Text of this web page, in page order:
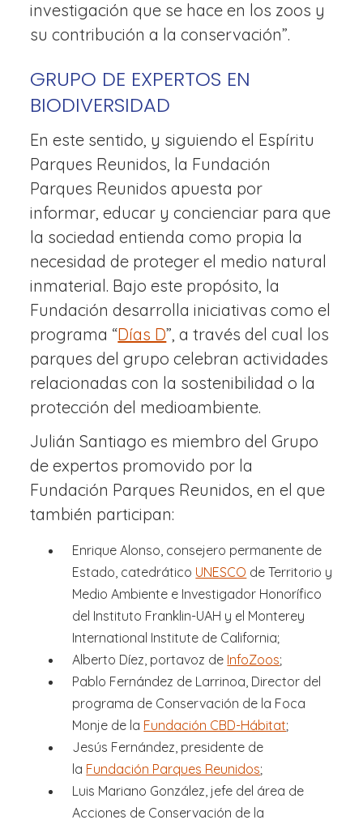
investigación que se hace en los zoos y
su contribución a la conservación”.
GRUPO DE EXPERTOS EN
BIODIVERSIDAD
En este sentido, y siguiendo el Espíritu
Parques Reunidos, la Fundación
Parques Reunidos apuesta por
informar, educar y concienciar para que
la sociedad entienda como propia la
necesidad de proteger el medio natural
inmaterial. Bajo este propósito, la
Fundación desarrolla iniciativas como el
programa “Días D”, a través del cual los
parques del grupo celebran actividades
relacionadas con la sostenibilidad o la
protección del medioambiente.
Julián Santiago es miembro del Grupo
de expertos promovido por la
Fundación Parques Reunidos, en el que
también participan:
Enrique Alonso, consejero permanente de
Estado, catedrático UNESCO de Territorio y
Medio Ambiente e Investigador Honorífico
del Instituto Franklin-UAH y el Monterey
International Institute de California;
Alberto Díez, portavoz de InfoZoos;
Pablo Fernández de Larrinoa, Director del
programa de Conservación de la Foca
Monje de la Fundación CBD-Hábitat;
Jesús Fernández, presidente de
la Fundación Parques Reunidos;
Luis Mariano González, jefe del área de
Acciones de Conservación de la